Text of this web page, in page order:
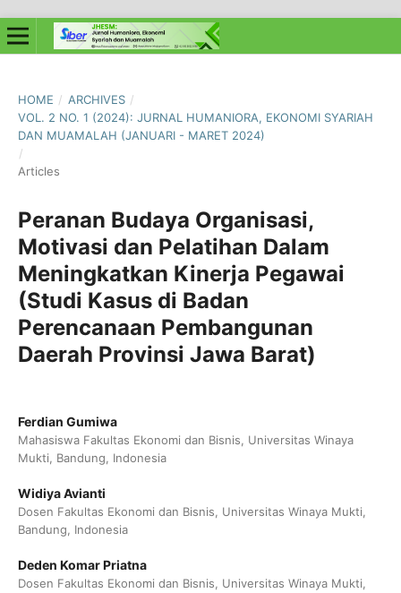
HOME / ARCHIVES /
VOL. 2 NO. 1 (2024): JURNAL HUMANIORA, EKONOMI SYARIAH
DAN MUAMALAH (JANUARI - MARET 2024)
/
Articles
Peranan Budaya Organisasi,
Motivasi dan Pelatihan Dalam
Meningkatkan Kinerja Pegawai
(Studi Kasus di Badan
Perencanaan Pembangunan
Daerah Provinsi Jawa Barat)
Ferdian Gumiwa
Mahasiswa Fakultas Ekonomi dan Bisnis, Universitas Winaya
Mukti, Bandung, Indonesia
Widiya Avianti
Dosen Fakultas Ekonomi dan Bisnis, Universitas Winaya Mukti,
Bandung, Indonesia
Deden Komar Priatna
Dosen Fakultas Ekonomi dan Bisnis, Universitas Winaya Mukti,